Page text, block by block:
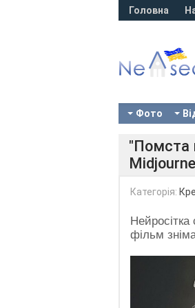
Головна
Фото
"Помста
Категорія:
фільм